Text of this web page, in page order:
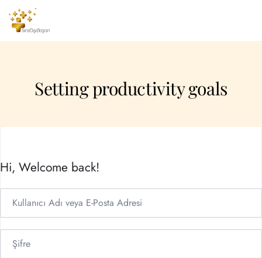
Setting productivity goals
Hi, Welcome back!